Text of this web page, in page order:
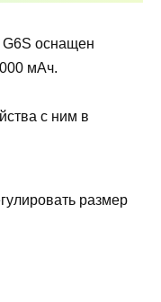
оснащен
мАч.
с ним в
размер